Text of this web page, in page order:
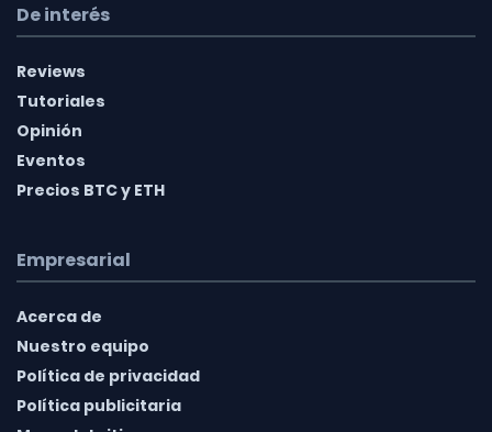
De interés
Reviews
Tutoriales
Opinión
Eventos
Precios BTC y ETH
Empresarial
Acerca de
Nuestro equipo
Política de privacidad
Política publicitaria